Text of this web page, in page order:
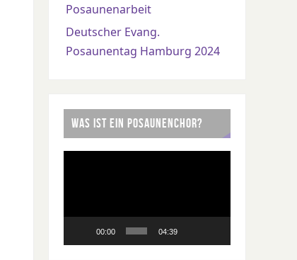
Posaunenarbeit
Deutscher Evang.
Posaunentag Hamburg 2024
WAS IST EIN POSAUNENCHOR?
00:00 04:39